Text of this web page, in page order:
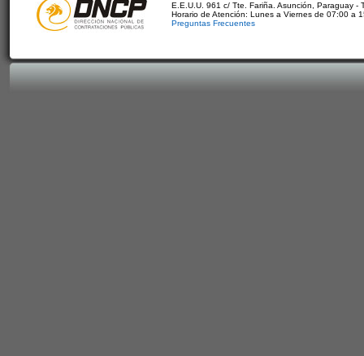
E.E.U.U. 961 c/ Tte. Fariña. Asunción, Paraguay -
Horario de Atención: Lunes a Viernes de 07:00 a
Preguntas Frecuentes